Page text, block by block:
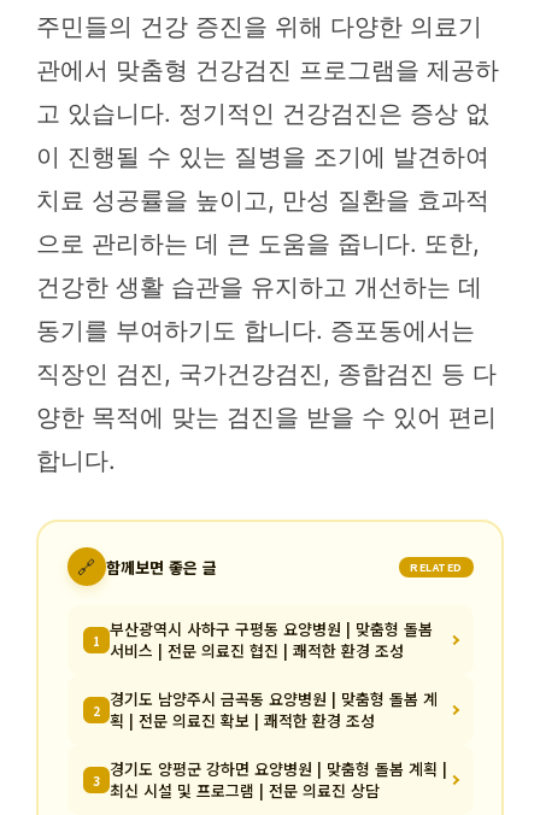
주민들의 건강 증진을 위해 다양한 의료기
관에서 맞춤형 건강검진 프로그램을 제공하
고 있습니다. 정기적인 건강검진은 증상 없
이 진행될 수 있는 질병을 조기에 발견하여
치료 성공률을 높이고, 만성 질환을 효과적
으로 관리하는 데 큰 도움을 줍니다. 또한,
건강한 생활 습관을 유지하고 개선하는 데
동기를 부여하기도 합니다. 증포동에서는
직장인 검진, 국가건강검진, 종합검진 등 다
양한 목적에 맞는 검진을 받을 수 있어 편리
합니다.
🔗 함께보면 좋은 글 RELATED
1 부산광역시 사하구 구평동 요양병원 | 맞춤형 돌봄
서비스 | 전문 의료진 협진 | 쾌적한 환경 조성
2 경기도 남양주시 금곡동 요양병원 | 맞춤형 돌봄 계
획 | 전문 의료진 확보 | 쾌적한 환경 조성
3 경기도 양평군 강하면 요양병원 | 맞춤형 돌봄 계획 |
최신 시설 및 프로그램 | 전문 의료진 상담